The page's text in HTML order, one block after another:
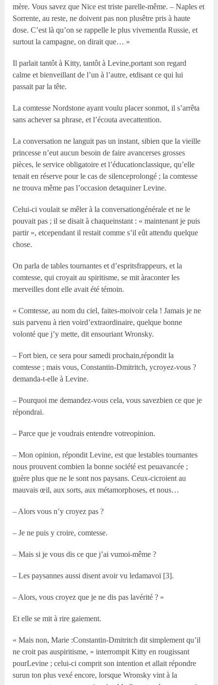
mère. Vous savez que Nice est triste parelle-même. – Naples et
Sorrente, au reste, ne doivent pas non plusêtre pris à haute
dose. C’est là qu’on se rappelle le plus vivementla Russie, et
surtout la campagne, on dirait que… »
Il parlait tantôt à Kitty, tantôt à Levine,portant son regard
calme et bienveillant de l’un à l’autre, etdisant ce qui lui
passait par la tête.
La comtesse Nordstone ayant voulu placer sonmot, il s’arrêta
sans achever sa phrase, et l’écouta avecattention.
La conversation ne languit pas un instant, sibien que la vieille
princesse n’eut aucun besoin de faire avancerses grosses
pièces, le service obligatoire et l’éducationclassique, qu’elle
tenait en réserve pour le cas de silenceprolongé ; la comtesse
ne trouva même pas l’occasion detaquiner Levine.
Celui-ci voulait se mêler à la conversationgénérale et ne le
pouvait pas ; il se disait à chaqueinstant : « maintenant je puis
partir », etcependant il restait comme s’il eût attendu quelque
chose.
On parla de tables tournantes et d’espritsfrappeurs, et la
comtesse, qui croyait au spiritisme, se mit àraconter les
merveilles dont elle avait été témoin.
« Comtesse, au nom du ciel, faites-moivoir cela ! Jamais je ne
suis parvenu à rien voird’extraordinaire, quelque bonne
volonté que j’y mette, dit ensouriant Wronsky.
– Fort bien, ce sera pour samedi prochain,répondit la
comtesse ; mais vous, Constantin-Dmitritch, ycroyez-vous ?
demanda-t-elle à Levine.
– Pourquoi me demandez-vous cela, vous savezbien ce que je
répondrai.
– Parce que je voudrais entendre votreopinion.
– Mon opinion, répondit Levine, est que lestables tournantes
nous prouvent combien la bonne société est peuavancée ;
guère plus que ne le sont nos paysans. Ceux-cicroient au
mauvais œil, aux sorts, aux métamorphoses, et nous…
– Alors vous n’y croyez pas ?
– Je ne puis y croire, comtesse.
– Mais si je vous dis ce que j’ai vumoi-même ?
– Les paysannes aussi disent avoir vu ledamavoï [3].
– Alors, vous croyez que je ne dis pas lavérité ? »
Et elle se mit à rire gaiement.
« Mais non, Marie :Constantin-Dmitritch dit simplement qu’il
ne croit pas auspiritisme, » interrompit Kitty en rougissant
pourLevine ; celui-ci comprit son intention et allait répondre
surun ton plus vexé encore, lorsque Wronsky vint à la